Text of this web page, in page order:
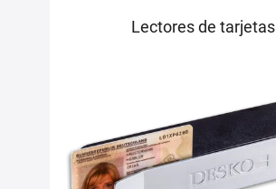
Lectores de tarjetas